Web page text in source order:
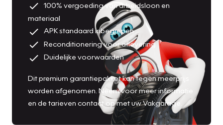
100% vergoeding van arbeidsloon en
materiaal
APK standaard inbegrepen
Reconditionering voor aflevering
Duidelijke voorwaarden
Dit premium garantiepakket kan tegen meerprijs
worden afgenomen. Neem voor meer informatie
en de tarieven contact op met uw Vakgarage.